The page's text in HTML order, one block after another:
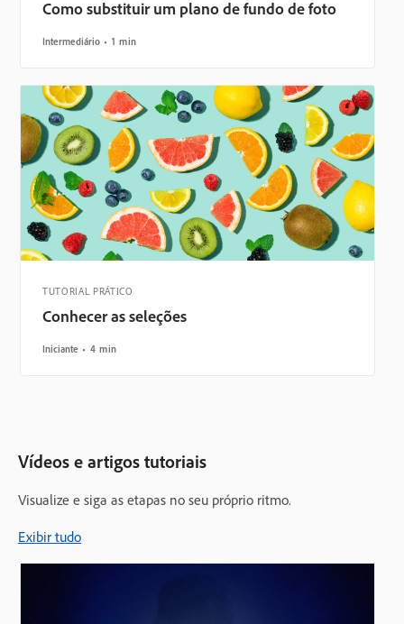
Como substituir um plano de fundo de foto
Intermediário 1 min
TUTORIAL PRÁTICO
Conhecer as seleções
Iniciante 4 min
Vídeos e artigos tutoriais
Visualize e siga as etapas no seu próprio ritmo.
Exibir tudo